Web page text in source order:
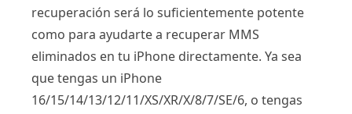
recuperación será lo suficientemente potente
como para ayudarte a recuperar MMS
eliminados en tu iPhone directamente. Ya sea
que tengas un iPhone
16/15/14/13/12/11/XS/XR/X/8/7/SE/6, o tengas